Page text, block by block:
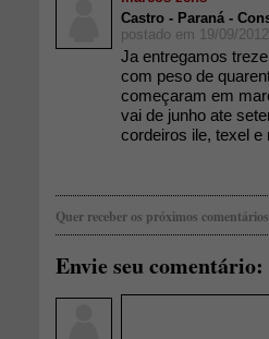
Castro - Paraná -
postado em 19/09/2012
Ja entregamos
com peso de
começaram em
vai de junho ate
cordeiros ile, texel e
Quer receber os próximos
Envie seu comentário: